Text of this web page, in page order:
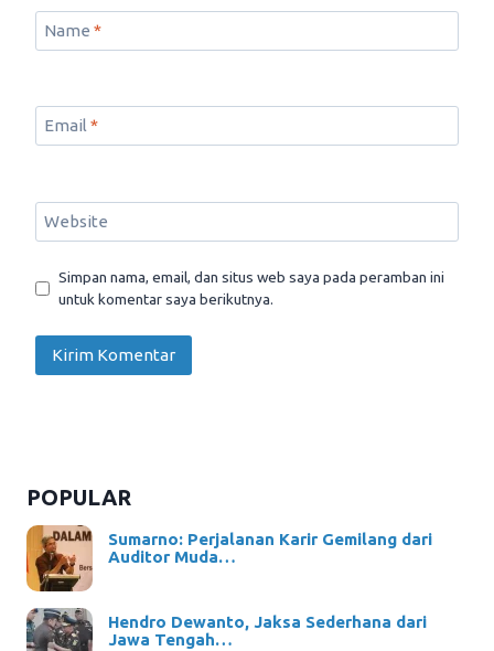
Name *
Email*
Website
Simpan nama, email, dan situs web saya pada peramban ini
untuk komentar saya berikutnya.
POPULAR
Sumarno: Perjalanan Karir Gemilang dari
Auditor Muda…
Hendro Dewanto, Jaksa Sederhana dari
Jawa Tengah…